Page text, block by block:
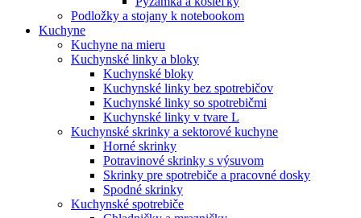
Podložky a stojany k notebookom
Kuchyne
Kuchyne na mieru
Kuchynské linky a bloky
Kuchynské bloky
Kuchynské linky bez spotrebičov
Kuchynské linky so spotrebičmi
Kuchynské linky v tvare L
Kuchynské skrinky a sektorové kuchyne
Horné skrinky
Potravinové skrinky s výsuvom
Skrinky pre spotrebiče a pracovné dosky
Spodné skrinky
Kuchynské spotrebiče